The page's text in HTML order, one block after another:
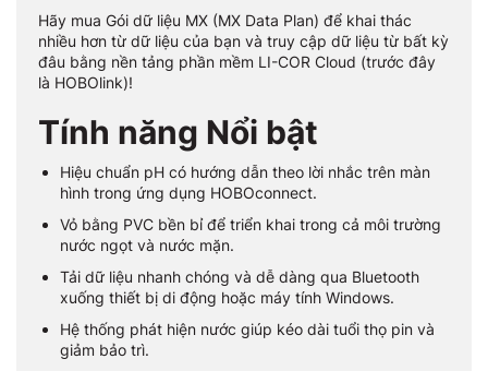
Hãy mua Gói dữ liệu MX (MX Data Plan) để khai thác
nhiều hơn từ dữ liệu của bạn và truy cập dữ liệu từ bất kỳ
đâu bằng nền tảng phần mềm LI-COR Cloud (trước đây
là HOBOlink)!
Tính năng Nổi bật
Hiệu chuẩn pH có hướng dẫn theo lời nhắc trên màn
hình trong ứng dụng HOBOconnect.
Vỏ bằng PVC bền bỉ để triển khai trong cả môi trường
nước ngọt và nước mặn.
Tải dữ liệu nhanh chóng và dễ dàng qua Bluetooth
xuống thiết bị di động hoặc máy tính Windows.
Hệ thống phát hiện nước giúp kéo dài tuổi thọ pin và
giảm bảo trì.